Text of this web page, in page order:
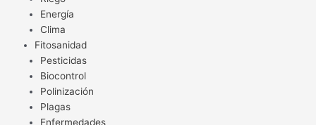
Energía
Clima
Fitosanidad
Pesticidas
Biocontrol
Polinización
Plagas
Enfermedades